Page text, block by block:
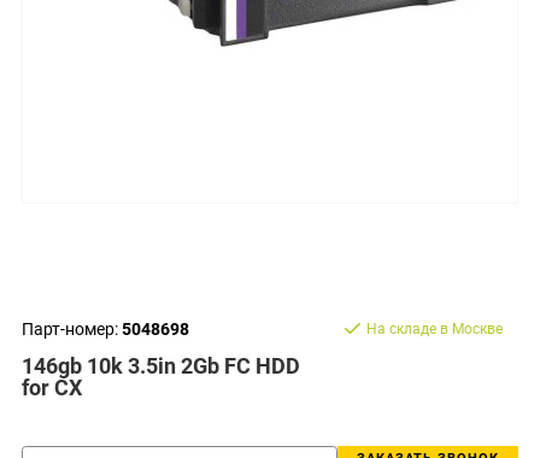
Парт-номер:5048698
146gb 10k 3.5in 2Gb FC HDD
for CX
На складе в Москве